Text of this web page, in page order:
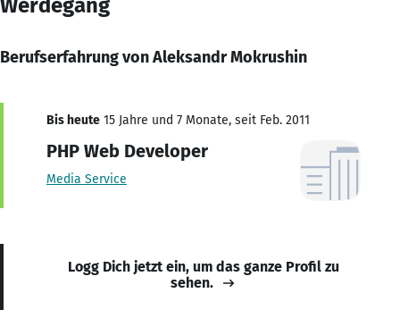
Berufserfahrung von Aleksandr Mokrushin
Bis heute 15 Jahre und 7 Monate, seit Feb. 2011
PHP Web Developer
Media Service
Logg Dich jetzt ein, um das ganze Profil zu
sehen.